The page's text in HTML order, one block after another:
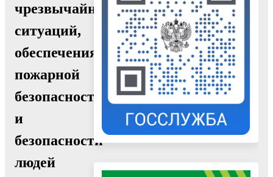
чрезвычайных
ситуаций,
обеспечения
пожарной
безопасности
и
безопасности
людей